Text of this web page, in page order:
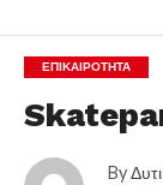
ΕΠΙΚΑΙΡΟΤΗΤΑ
By